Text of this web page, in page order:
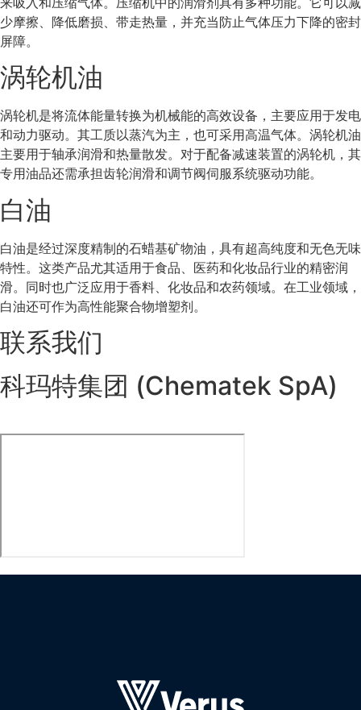
少摩擦、降低磨损、带走热量，并充当防止气体压力下降的密封
屏障。
涡轮机油
涡轮机是将流体能量转换为机械能的高效设备，主要应用于发电
和动力驱动。其工质以蒸汽为主，也可采用高温气体。涡轮机油
主要用于轴承润滑和热量散发。对于配备减速装置的涡轮机，其
专用油品还需承担齿轮润滑和调节阀伺服系统驱动功能。
白油
白油是经过深度精制的石蜡基矿物油，具有超高纯度和无色无味
特性。这类产品尤其适用于食品、医药和化妆品行业的精密润
滑。同时也广泛应用于香料、化妆品和农药领域。在工业领域，
白油还可作为高性能聚合物增塑剂。
联系我们
科玛特集团 (Chematek SpA)